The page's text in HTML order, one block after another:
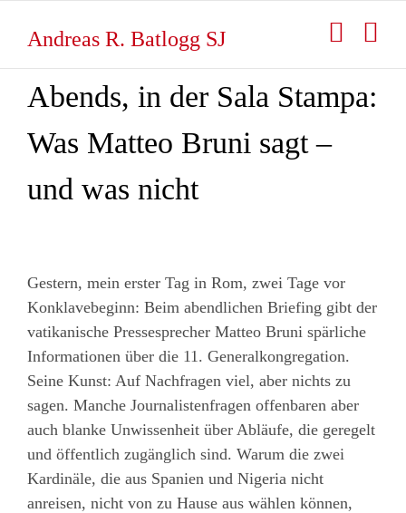
InhaltAndreas R. Batlogg SJ
Abends, in der Sala Stampa:
Was Matteo Bruni sagt –
und was nicht
Gestern, mein erster Tag in Rom, zwei Tage vor
Konklavebeginn: Beim abendlichen Briefing gibt der
vatikanische Pressesprecher Matteo Bruni spärliche
Informationen über die 11. Generalkongregation.
Seine Kunst: Auf Nachfragen viel, aber nichts zu
sagen. Manche Journalistenfragen offenbaren aber
auch blanke Unwissenheit über Abläufe, die geregelt
und öffentlich zugänglich sind. Warum die zwei
Kardinäle, die aus Spanien und Nigeria nicht
anreisen, nicht von zu Hause aus wählen können,